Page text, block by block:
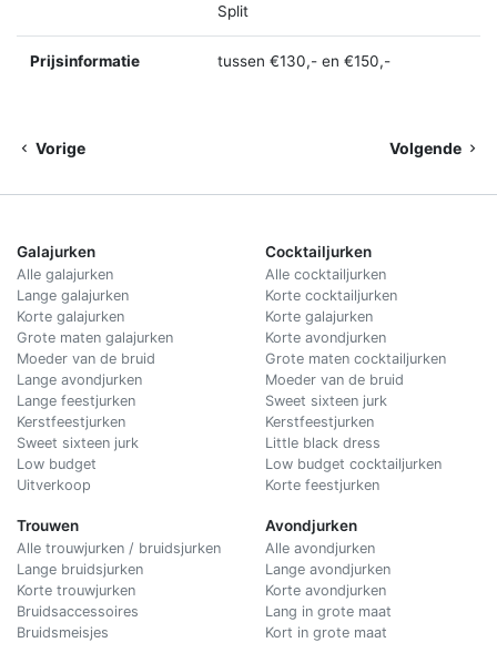
Split
Prijsinformatie tussen €130,- en €150,-
Vorige Volgende
Galajurken
Alle galajurken
Lange galajurken
Korte galajurken
Grote maten galajurken
Moeder van de bruid
Lange avondjurken
Lange feestjurken
Kerstfeestjurken
Sweet sixteen jurk
Low budget
Uitverkoop
Trouwen
Alle trouwjurken / bruidsjurken
Lange bruidsjurken
Korte trouwjurken
Bruidsaccessoires
Bruidsmeisjes
Cocktailjurken
Alle cocktailjurken
Korte cocktailjurken
Korte galajurken
Korte avondjurken
Grote maten cocktailjurken
Moeder van de bruid
Sweet sixteen jurk
Kerstfeestjurken
Little black dress
Low budget cocktailjurken
Korte feestjurken
Avondjurken
Alle avondjurken
Lange avondjurken
Korte avondjurken
Lang in grote maat
Kort in grote maat